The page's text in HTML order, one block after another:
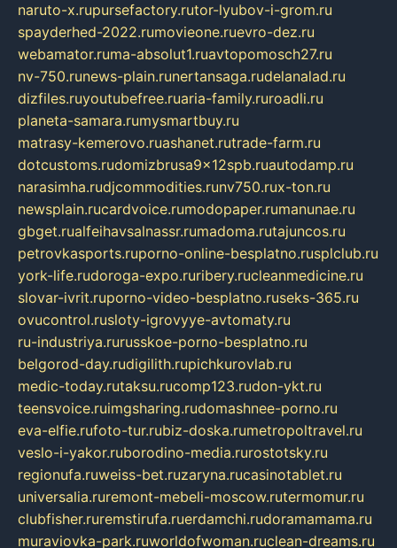
naruto-x.rupursefactory.rutor-lyubov-i-grom.ru
spayderhed-2022.rumovieone.ruevro-dez.ru
webamator.ruma-absolut1.ruavtopomosch27.ru
nv-750.runews-plain.runertansaga.rudelanalad.ru
dizfiles.ruyoutubefree.ruaria-family.ruroadli.ru
planeta-samara.rumysmartbuy.ru
matrasy-kemerovo.ruashanet.rutrade-farm.ru
dotcustoms.rudomizbrusa9x12spb.ruautodamp.ru
narasimha.rudjcommodities.runv750.rux-ton.ru
newsplain.rucardvoice.rumodopaper.rumanunae.ru
gbget.rualfeihavsalnassr.rumadoma.rutajuncos.ru
petrovkasports.ruporno-online-besplatno.rusplclub.ru
york-life.rudoroga-expo.ruribery.rucleanmedicine.ru
slovar-ivrit.ruporno-video-besplatno.ruseks-365.ru
ovucontrol.rusloty-igrovyye-avtomaty.ru
ru-industriya.rurusskoe-porno-besplatno.ru
belgorod-day.rudigilith.rupichkurovlab.ru
medic-today.rutaksu.rucomp123.rudon-ykt.ru
teensvoice.ruimgsharing.rudomashnee-porno.ru
eva-elfie.rufoto-tur.rubiz-doska.rumetropoltravel.ru
veslo-i-yakor.ruborodino-media.rurostotsky.ru
regionufa.ruweiss-bet.ruzaryna.rucasinotablet.ru
universalia.ruremont-mebeli-moscow.rutermomur.ru
clubfisher.ruremstirufa.ruerdamchi.rudoramamama.ru
muraviovka-park.ruworldofwoman.ruclean-dreams.ru